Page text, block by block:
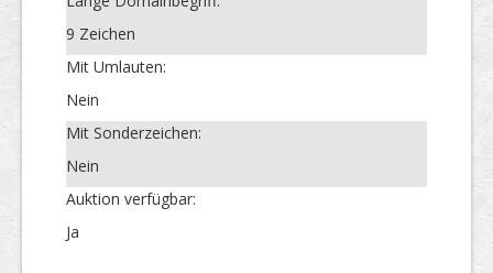
9 Zeichen
Mit Umlauten:
Nein
Mit Sonderzeichen:
Nein
Auktion verfügbar:
Ja